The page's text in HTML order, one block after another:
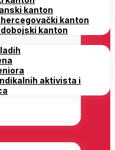
kanton
kanton
kanton
aktivista i